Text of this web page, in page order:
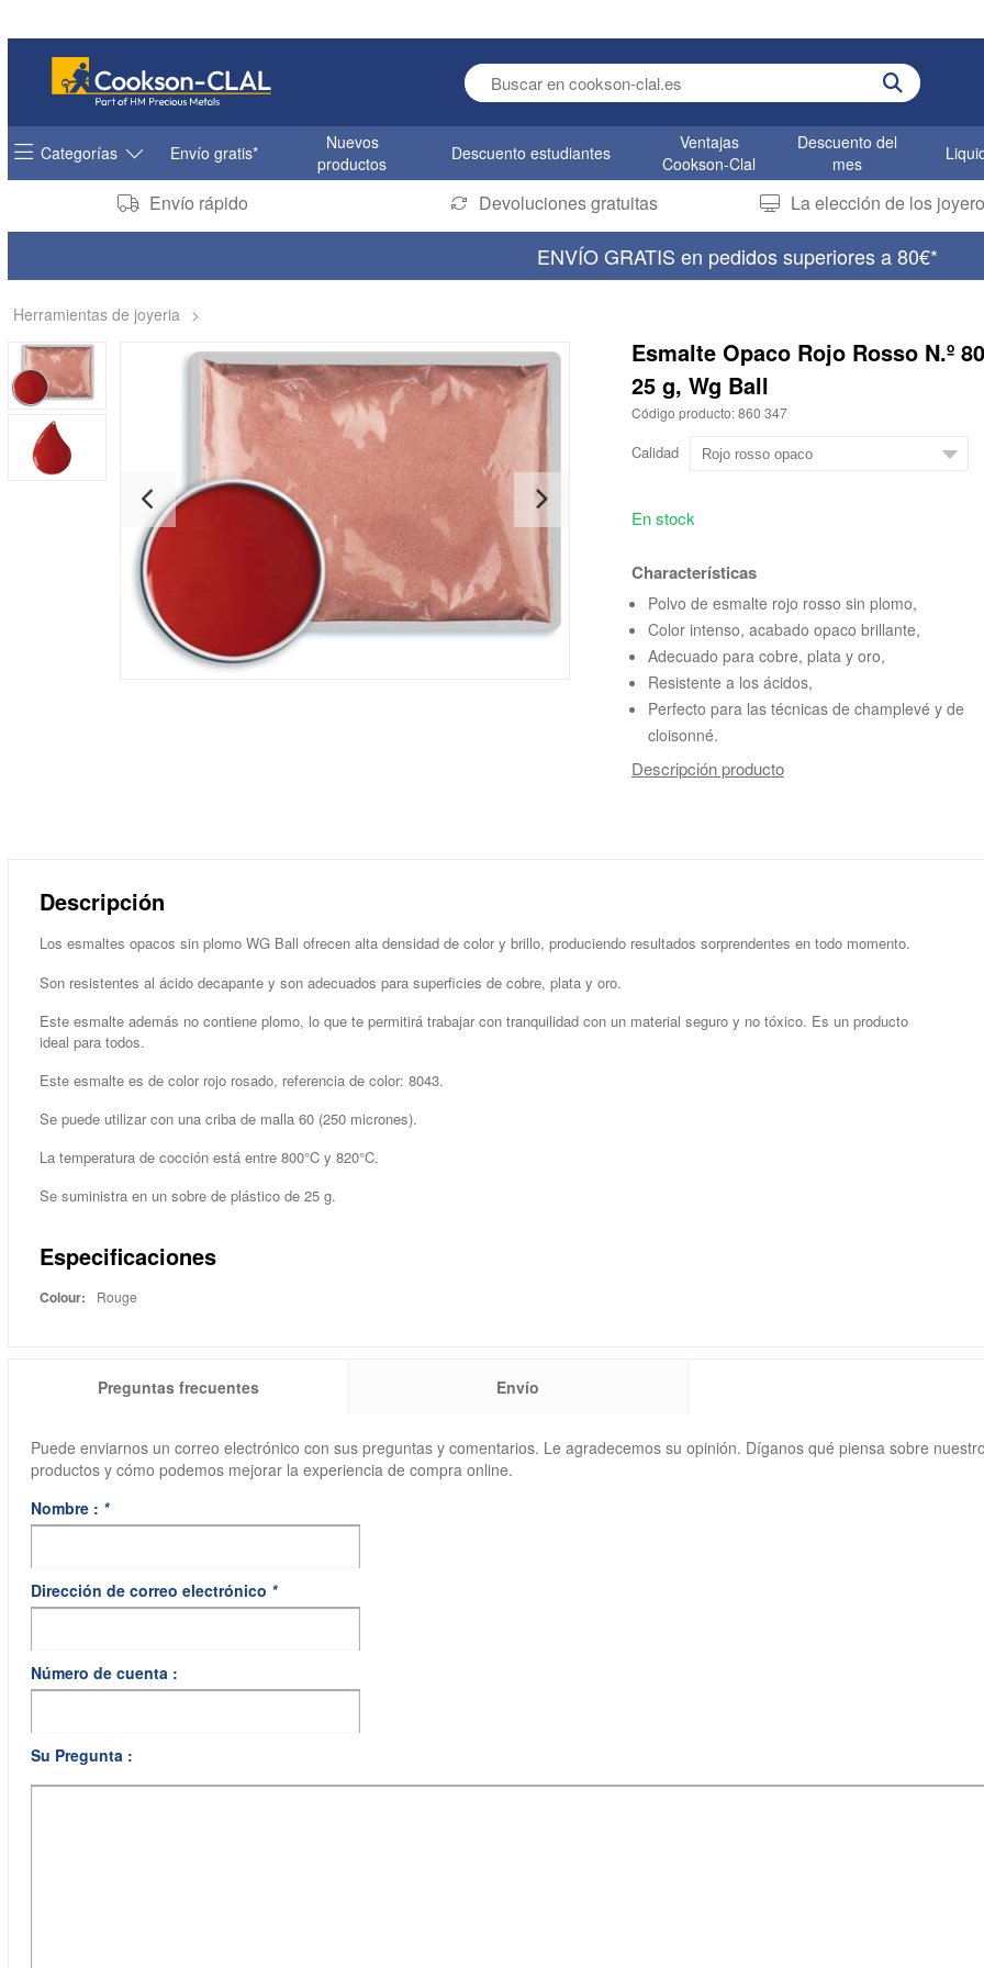
Enter search term
Categorías Envío gratis*
Nuevos
productos
Descuento estudiantes
Ventajas
Cookson-Clal
Descuento del
mes
Envío rápido Devoluciones gratuitas La elección de los
ENVÍO GRATIS en pedidos superiores a 80€*
Herramientas de joyeria >
Esmalte Opaco Rojo Rosso N.º
25 g, Wg Ball
Código producto: 860 347
Calidad
En stock
Characterísticas
Polvo de esmalte rojo rosso sin plomo,
Color intenso, acabado opaco brillante,
Adecuado para cobre, plata y oro,
Resistente a los ácidos,
Perfecto para las técnicas de champlevé y de
cloisonné.
Descripción producto
Descripción
Los esmaltes opacos sin plomo WG Ball ofrecen alta densidad de color y brillo, produciendo resultados sorprendentes en todo momento.
Son resistentes al ácido decapante y son adecuados para superficies de cobre, plata y oro.
Este esmalte además no contiene plomo, lo que te permitirá trabajar con tranquilidad con un material seguro y no tóxico. Es un producto
ideal para todos.
Este esmalte es de color rojo rosado, referencia de color: 8043.
Se puede utilizar con una criba de malla 60 (250 micrones).
La temperatura de cocción está entre 800°C y 820°C.
Se suministra en un sobre de plástico de 25 g.
Especificaciones
Colour: Rouge
Preguntas frecuentes Envío
Puede enviarnos un correo electrónico con sus preguntas y comentarios. Le agradecemos su opinión. Díganos qué piensa sobre
productos y cómo podemos mejorar la experiencia de compra online.
Nombre : *
Dirección de correo electrónico *
Número de cuenta :
Su Pregunta :